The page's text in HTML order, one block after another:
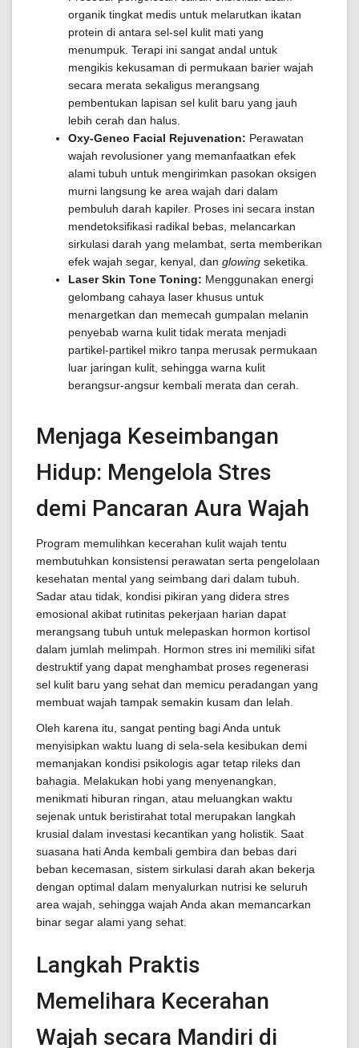
organik tingkat medis untuk melarutkan ikatan
protein di antara sel-sel kulit mati yang
menumpuk. Terapi ini sangat andal untuk
mengikis kekusaman di permukaan barier wajah
secara merata sekaligus merangsang
pembentukan lapisan sel kulit baru yang jauh
lebih cerah dan halus.
Oxy-Geneo Facial Rejuvenation: Perawatan
wajah revolusioner yang memanfaatkan efek
alami tubuh untuk mengirimkan pasokan oksigen
murni langsung ke area wajah dari dalam
pembuluh darah kapiler. Proses ini secara instan
mendetoksifikasi radikal bebas, melancarkan
sirkulasi darah yang melambat, serta memberikan
efek wajah segar, kenyal, dan glowing seketika.
Laser Skin Tone Toning: Menggunakan energi
gelombang cahaya laser khusus untuk
menargetkan dan memecah gumpalan melanin
penyebab warna kulit tidak merata menjadi
partikel-partikel mikro tanpa merusak permukaan
luar jaringan kulit, sehingga warna kulit
berangsur-angsur kembali merata dan cerah.
Menjaga Keseimbangan
Hidup: Mengelola Stres
demi Pancaran Aura Wajah
Program memulihkan kecerahan kulit wajah tentu
membutuhkan konsistensi perawatan serta pengelolaan
kesehatan mental yang seimbang dari dalam tubuh.
Sadar atau tidak, kondisi pikiran yang didera stres
emosional akibat rutinitas pekerjaan harian dapat
merangsang tubuh untuk melepaskan hormon kortisol
dalam jumlah melimpah. Hormon stres ini memiliki sifat
destruktif yang dapat menghambat proses regenerasi
sel kulit baru yang sehat dan memicu peradangan yang
membuat wajah tampak semakin kusam dan lelah.
Oleh karena itu, sangat penting bagi Anda untuk
menyisipkan waktu luang di sela-sela kesibukan demi
memanjakan kondisi psikologis agar tetap rileks dan
bahagia. Melakukan hobi yang menyenangkan,
menikmati hiburan ringan, atau meluangkan waktu
sejenak untuk beristirahat total merupakan langkah
krusial dalam investasi kecantikan yang holistik. Saat
suasana hati Anda kembali gembira dan bebas dari
beban kecemasan, sistem sirkulasi darah akan bekerja
dengan optimal dalam menyalurkan nutrisi ke seluruh
area wajah, sehingga wajah Anda akan memancarkan
binar segar alami yang sehat.
Langkah Praktis
Memelihara Kecerahan
Wajah secara Mandiri di